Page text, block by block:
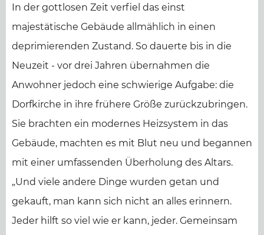
In der gottlosen Zeit verfiel das einst
majestätische Gebäude allmählich in einen
deprimierenden Zustand. So dauerte bis in die
Neuzeit - vor drei Jahren übernahmen die
Anwohner jedoch eine schwierige Aufgabe: die
Dorfkirche in ihre frühere Größe zurückzubringen.
Sie brachten ein modernes Heizsystem in das
Gebäude, machten es mit Blut neu und begannen
mit einer umfassenden Überholung des Altars.
„Und viele andere Dinge wurden getan und
gekauft, man kann sich nicht an alles erinnern.
Jeder hilft so viel wie er kann, jeder. Gemeinsam